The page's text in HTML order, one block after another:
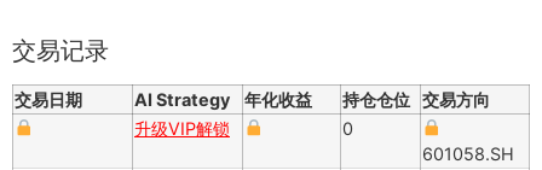
交易记录
交易日期 AI Strategy 年化收益 持仓仓位 交易方向
升级VIP解锁
0
601058.SH